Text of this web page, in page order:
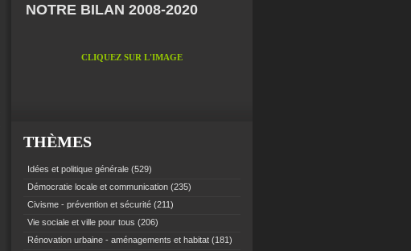
NOTRE BILAN 2008-2020
CLIQUEZ SUR L'IMAGE
THÈMES
Idées et politique générale (529)
Démocratie locale et communication (235)
Civisme - prévention et sécurité (211)
Vie sociale et ville pour tous (206)
Rénovation urbaine - aménagements et habitat (181)